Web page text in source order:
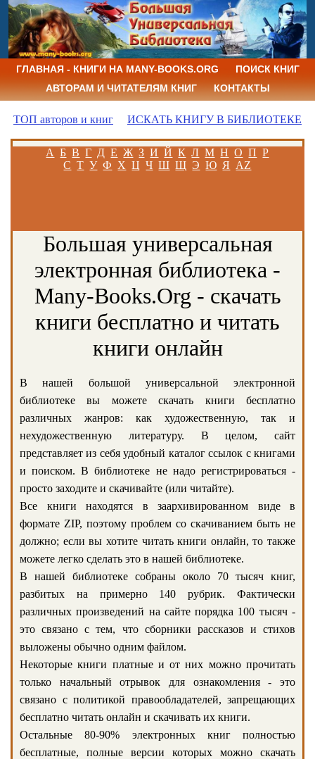
ГЛАВНАЯ - КНИГИ НА MANY-BOOKS.ORG
ПОИСК КНИГ
АВТОРАМ И ЧИТАТЕЛЯМ КНИГ
КОНТАКТЫ
ТОП авторов и книг ИСКАТЬ КНИГУ В БИБЛИОТЕКЕ
А Б В Г Д Е Ж З И Й К Л М Н О П Р
С Т У Ф Х Ц Ч Ш Щ Э Ю Я AZ
Большая универсальная
электронная библиотека -
Many-Books.Org - скачать
книги бесплатно и читать
книги онлайн
В нашей большой универсальной электронной
библиотеке вы можете скачать книги бесплатно
различных жанров: как художественную, так и
нехудожественную литературу. В целом, сайт
представляет из себя удобный каталог ссылок с книгами
и поиском. В библиотеке не надо регистрироваться -
просто заходите и скачивайте (или читайте).
Все книги находятся в заархивированном виде в
формате ZIP, поэтому проблем со скачиванием быть не
должно; если вы хотите читать книги онлайн, то также
можете легко сделать это в нашей библиотеке.
В нашей библиотеке собраны около 70 тысяч книг,
разбитых на примерно 140 рубрик. Фактически
различных произведений на сайте порядка 100 тысяч -
это связано с тем, что сборники рассказов и стихов
выложены обычно одним файлом.
Некоторые книги платные и от них можно прочитать
только начальный отрывок для ознакомления - это
связано с политикой правообладателей, запрещающих
бесплатно читать онлайн и скачивать их книги.
Остальные 80-90% электронных книг полностью
бесплатные, полные версии которых можно скачать